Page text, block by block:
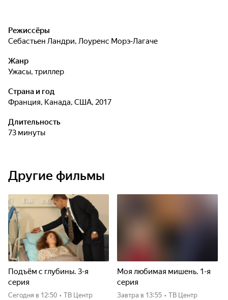
Режиссёры
Себастьен Ландри, Лоуренс Морэ-Лагаче
Жанр
ужасы, триллер
Страна и год
Франция, Канада, США, 2017
Длительность
73 минуты
Другие фильмы
Подъём с глубины. 3-я
серия
Сегодня в 12:50 • ТВ Центр
Моя любимая мишень. 1-я
серия
Завтра в 13:55 • ТВ Центр